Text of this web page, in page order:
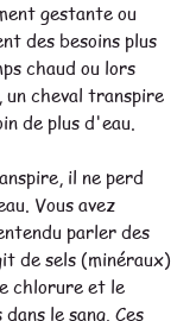
gestante ou
des besoins plus
chaud ou lors
cheval transpire
de plus d'eau.
il ne perd
Vous avez
parler des
de sels (minéraux)
chlorure et le
le sang. Ces